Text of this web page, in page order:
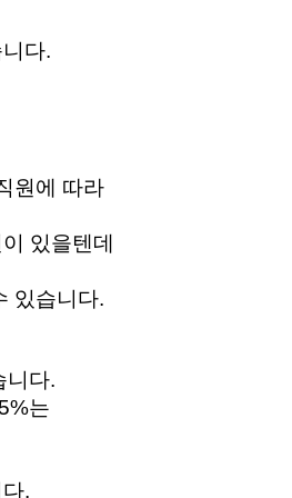
다.
원에 따라
있을텐데
있습니다.
니다.
는
.